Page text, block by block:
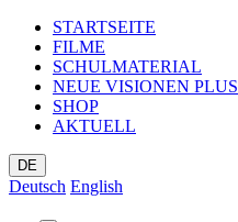
STARTSEITE
FILME
SCHULMATERIAL
NEUE VISIONEN PLUS
SHOP
AKTUELL
DE
Deutsch English